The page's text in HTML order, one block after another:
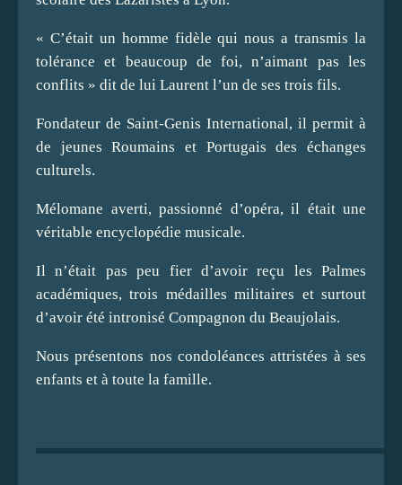
« C’était un homme fidèle qui nous a transmis la
tolérance et beaucoup de foi, n’aimant pas les
conflits » dit de lui Laurent l’un de ses trois fils.
Fondateur de Saint-Genis International, il permit à
de jeunes Roumains et Portugais des échanges
culturels.
Mélomane averti, passionné d’opéra, il était une
véritable encyclopédie musicale.
Il n’était pas peu fier d’avoir reçu les Palmes
académiques, trois médailles militaires et surtout
d’avoir été intronisé Compagnon du Beaujolais.
Nous présentons nos condoléances attristées à ses
enfants et à toute la famille.